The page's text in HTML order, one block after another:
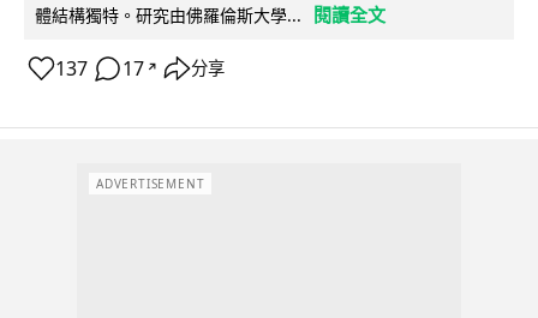
體結構獨特。研究由佛羅倫斯大學...
閱讀全文
137 17 ↗ 分享
ADVERTISEMENT